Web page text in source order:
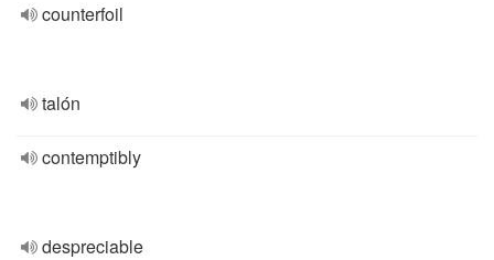
counterfoil
talón
contemptibly
despreciable